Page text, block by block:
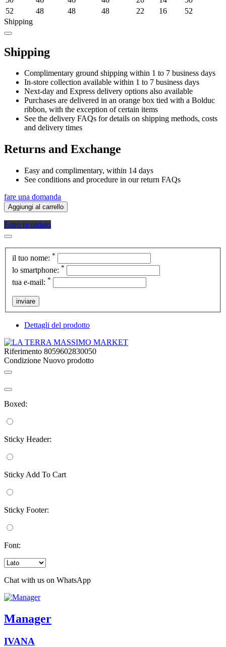
52
48 48 48 22 16
52
Shipping
Shipping
Complimentary ground shipping within 1 to 7 business days
In-store collection available within 1 to 7 business days
Next-day and Express delivery options also available
Purchases are delivered in an orange box tied with a Bolduc
ribbon, with the exception of certain items
See the delivery FAQs for details on shipping methods, costs
and delivery times
Returns and Exchange
Easy and complimentary, within 14 days
See conditions and procedure in our return FAQs
fare una domanda
Aggiungi al carrello
Estro ricordato
il tuo nome: *
lo smartphone: *
tua e-mail: *
inviare
Dettagli del prodotto
Riferimento 8059602830050
Condizione Nuovo prodotto
Boxed:
Sticky Header:
Sticky Add To Cart
Sticky Footer:
Font:
Chat with us on WhatsApp
Manager
IVANA